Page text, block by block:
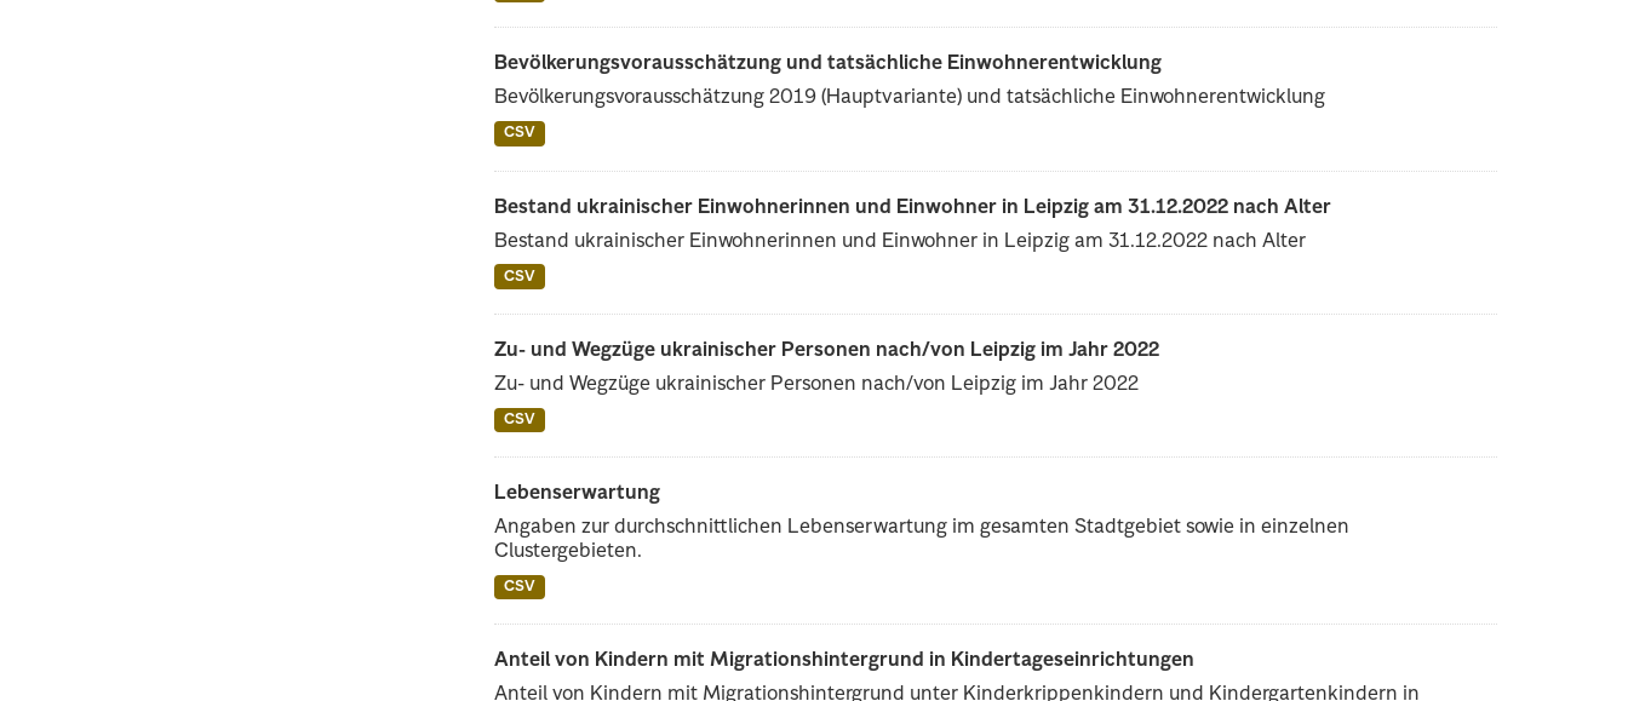
Bevölkerungsvorausschätzung und tatsächliche Einwohnerentwicklung
Bevölkerungsvorausschätzung 2019 (Hauptvariante) und tatsächliche Einwohnerentwicklung
CSV
Bestand ukrainischer Einwohnerinnen und Einwohner in Leipzig am 31.12.2022 nach Alter
Bestand ukrainischer Einwohnerinnen und Einwohner in Leipzig am 31.12.2022 nach Alter
CSV
Zu- und Wegzüge ukrainischer Personen nach/von Leipzig im Jahr 2022
Zu- und Wegzüge ukrainischer Personen nach/von Leipzig im Jahr 2022
CSV
Lebenserwartung
Angaben zur durchschnittlichen Lebenserwartung im gesamten Stadtgebiet sowie in einzelnen
Clustergebieten.
CSV
Anteil von Kindern mit Migrationshintergrund in Kindertageseinrichtungen
Anteil von Kindern mit Migrationshintergrund unter Kinderkrippenkindern und Kindergartenkindern in